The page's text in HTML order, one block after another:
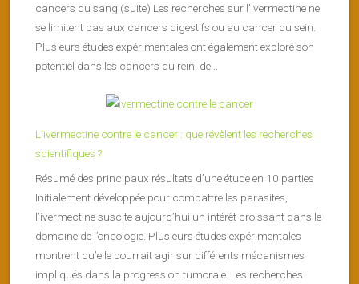
cancers du sang (suite) Les recherches sur l’ivermectine ne
se limitent pas aux cancers digestifs ou au cancer du sein.
Plusieurs études expérimentales ont également exploré son
potentiel dans les cancers du rein, de...
L’ivermectine contre le cancer : que révèlent les recherches
scientifiques ?
Résumé des principaux résultats d’une étude en 10 parties
Initialement développée pour combattre les parasites,
l’ivermectine suscite aujourd’hui un intérêt croissant dans le
domaine de l’oncologie. Plusieurs études expérimentales
montrent qu’elle pourrait agir sur différents mécanismes
impliqués dans la progression tumorale. Les recherches